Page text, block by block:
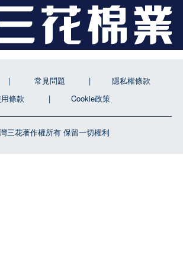
三花著作權所有 保留一切權利
常見問題
隱私權條款
條款
Cookie政策